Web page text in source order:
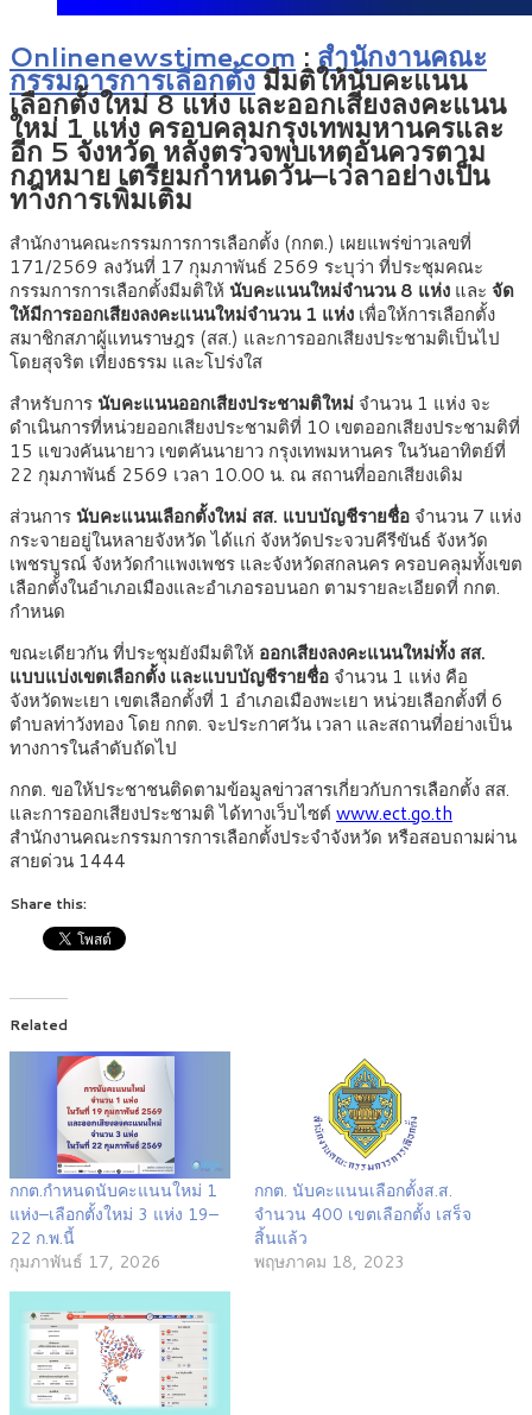
Onlinenewstime.com : สำนักงานคณะ
กรรมการการเลือกตั้งมีมติให้นับคะแนน
เลือกตั้งใหม่ 8 แห่ง และออกเสียงลงคะแนน
ใหม่ 1 แห่ง ครอบคลุมกรุงเทพมหานครและ
อีก 5 จังหวัด หลังตรวจพบเหตุอันควรตาม
กฎหมาย เตรียมกำหนดวัน–เวลาอย่างเป็น
ทางการเพิ่มเติม
สำนักงานคณะกรรมการการเลือกตั้ง (กกต.) เผยแพร่ข่าวเลขที่
171/2569 ลงวันที่ 17 กุมภาพันธ์ 2569 ระบุว่า ที่ประชุมคณะ
กรรมการการเลือกตั้งมีมติให้ นับคะแนนใหม่จำนวน 8 แห่ง และ จัด
ให้มีการออกเสียงลงคะแนนใหม่จำนวน 1 แห่ง เพื่อให้การเลือกตั้ง
สมาชิกสภาผู้แทนราษฎร (สส.) และการออกเสียงประชามติเป็นไป
โดยสุจริต เที่ยงธรรม และโปร่งใส
สำหรับการ นับคะแนนออกเสียงประชามติใหม่ จำนวน 1 แห่ง จะ
ดำเนินการที่หน่วยออกเสียงประชามติที่ 10 เขตออกเสียงประชามติที่
15 แขวงคันนายาว เขตคันนายาว กรุงเทพมหานคร ในวันอาทิตย์ที่
22 กุมภาพันธ์ 2569 เวลา 10.00 น. ณ สถานที่ออกเสียงเดิม
ส่วนการ นับคะแนนเลือกตั้งใหม่ สส. แบบบัญชีรายชื่อ จำนวน 7 แห่ง
กระจายอยู่ในหลายจังหวัด ได้แก่ จังหวัดประจวบคีรีขันธ์ จังหวัด
เพชรบูรณ์ จังหวัดกำแพงเพชร และจังหวัดสกลนคร ครอบคลุมทั้งเขต
เลือกตั้งในอำเภอเมืองและอำเภอรอบนอก ตามรายละเอียดที่ กกต.
กำหนด
ขณะเดียวกัน ที่ประชุมยังมีมติให้ ออกเสียงลงคะแนนใหม่ทั้ง สส.
แบบแบ่งเขตเลือกตั้ง และแบบบัญชีรายชื่อ จำนวน 1 แห่ง คือ
จังหวัดพะเยา เขตเลือกตั้งที่ 1 อำเภอเมืองพะเยา หน่วยเลือกตั้งที่ 6
ตำบลท่าวังทอง โดย กกต. จะประกาศวัน เวลา และสถานที่อย่างเป็น
ทางการในลำดับถัดไป
กกต. ขอให้ประชาชนติดตามข้อมูลข่าวสารเกี่ยวกับการเลือกตั้ง สส.
และการออกเสียงประชามติ ได้ทางเว็บไซต์www.ect.go.th
สำนักงานคณะกรรมการการเลือกตั้งประจำจังหวัด หรือสอบถามผ่าน
สายด่วน 1444
Share this:
Related
กกต.กำหนดนับคะแนนใหม่ 1
แห่ง–เลือกตั้งใหม่ 3 แห่ง 19–
22 ก.พ.นี้
กุมภาพันธ์ 17, 2026
กกต. นับคะแนนเลือกตั้งส.ส.
จำนวน 400 เขตเลือกตั้ง เสร็จ
สิ้นแล้ว
พฤษภาคม 18, 2023